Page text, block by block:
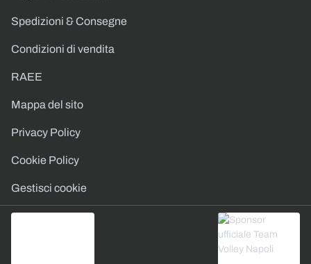
Spedizioni & Consegne
Condizioni di vendita
RAEE
Mappa del sito
Privacy Policy
Cookie Policy
Gestisci cookie